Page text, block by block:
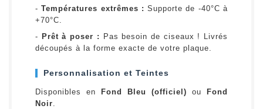
-Températures extrêmes : Supporte de -40°C à
+70°C.
- Prêt à poser :
Pas besoin de ciseaux ! Livrés
découpés à la forme exacte de votre plaque.
Personnalisation et Teintes
Disponibles en Fond Bleu (officiel) ou
Fond
Noir.